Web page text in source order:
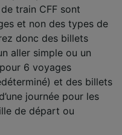
train CFF sont
et non des types de
donc des billets
aller simple ou un
6 voyages
et des billets
journée pour les
de départ ou